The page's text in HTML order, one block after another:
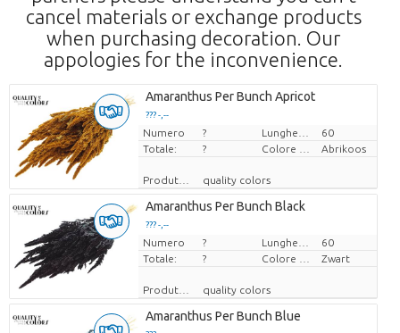
cancel materials or exchange products
when purchasing decoration. Our
appologies for the inconvenience.
Amaranthus Per Bunch Apricot
??? -,--
Prezzo x uno
Numero ?
60
Totale:
? Abrikoos
Produttore quality colors
Amaranthus Per Bunch Black
??? -,--
Prezzo x uno
Numero ?
60
Totale:
? Zwart
Produttore quality colors
Amaranthus Per Bunch Blue